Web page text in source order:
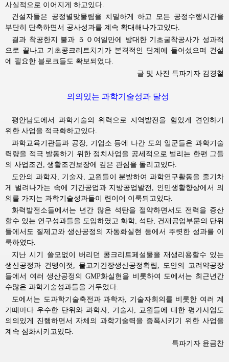
사실적으로 이어지게 하고있다.
건설자들은 공정별맞물림을 치밀하게 하고 모든 공정수행시간을
부단히 단축하면서 공사성과를 계속 확대해나가고있다.
결과 착공한지 불과 ５０여일만에 방대한 기초굴착공사가 성과적
으로 끝나고 기초콩크리트치기가 본격적인 단계에 들어섰으며 건설
에 필요한 블로크들도 확보되였다.
글 및 사진 특파기자 김경철
의의있는 과학기술성과 달성
평안남도에서 과학기술의 위력으로 지역발전을 힘있게 견인하기
위한 사업을 적극화하고있다.
과학교육기관들과 공장, 기업소 등에 나간 도의 일군들은 과학기술
력량을 적극 발동하기 위한 정치사업을 공세적으로 벌리는 한편 그들
의 사업조건, 생활조건보장에 깊은 관심을 돌리고있다.
도안의 과학자, 기술자, 교원들이 분발하여 과학연구활동을 줄기차
게 벌려나가는 속에 기간공업과 지방공업발전, 인민생활향상에서 의
의를 가지는 과학기술성과들이 련이어 이룩되고있다.
화력발전소들에서는 년간 많은 석탄을 절약하면서도 전력을 증산
할수 있는 연구성과들을 도입하였고 화학, 석탄, 건재공업부문의 단위
들에서도 질제고와 생산공정의 자동화실현 등에서 뚜렷한 성과를 이
룩하였다.
지난 시기 쓸모없이 버리던 콩크리트페설물을 재생리용할수 있는
생산공정과 건뎅이젓, 물고기간장생산공정확립, 도안의 고려약공장
들에서 여러 생산공정의 GMP화실현을 비롯하여 도에서는 최근년간
수많은 과학기술성과들을 거두었다.
도에서는 도과학기술축전과 과학자, 기술자회의를 비롯한 여러 계
기때마다 우수한 단위와 과학자, 기술자, 교원들에 대한 평가사업도
의의있게 진행하면서 자체의 과학기술력을 증폭시키기 위한 사업을
계속 심화시키고있다.
특파기자 윤금찬